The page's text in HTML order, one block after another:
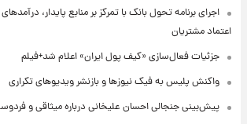
اجرای برنامه تحول بانک با تمرکز بر منابع پایدار،
اعتماد مشتریان
جزئیات فعال‌سازی «کیف پول ایران» اعلام شد+فیلم
واکنش پلیس به فیک نیوزها و بازنشر ویدیوهای تکراری
پیش‌بینی جنجالی احسان علیخانی درباره میثاقی و